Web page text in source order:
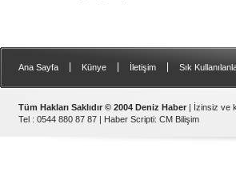
Ana Sayfa Künye İletişim Sık
Tüm Hakları Saklıdır © 2004 Deniz Haber | İzinsiz ve
Tel : 0544 880 87 87 | Haber Scripti: CM Bilişim